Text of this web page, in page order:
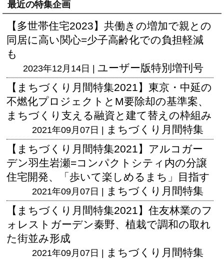
最近の特集企画
【多世帯住宅2023】共働きの増加で親との
同居に高い関心=少子高齢化での負担軽減
も
2023年12月14日 | ユーザー版特別増刊号
【まちづくり月間特集2021】東京・中延の
不燃化プロジェクトとM要除却の基準案、
まちづくり支える融資と建て替えの枠組み
2021年09月07日 | まちづくり月間特集
【まちづくり月間特集2021】アルコガー
デン羽生岩瀬=コンパクトシティ内の分譲
住宅開発、「歩いて楽しめるまち」目指す
2021年09月07日 | まちづくり月間特集
【まちづくり月間特集2021】住友林業のフ
ォレストガーデン秦野、植栽で調和の取れ
た街並み形成
2021年09月07日 | まちづくり月間特集